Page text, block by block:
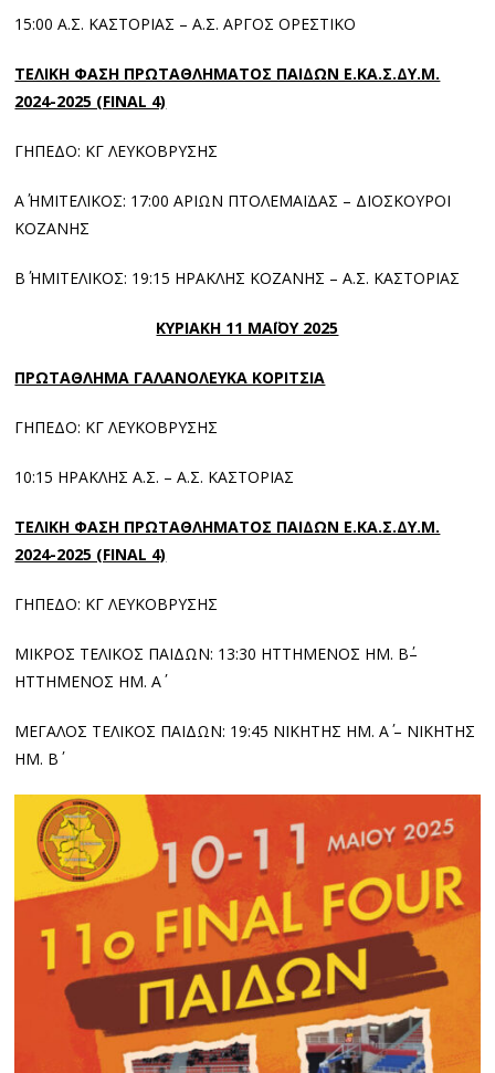
15:00 Α.Σ. ΚΑΣΤΟΡΙΑΣ – Α.Σ. ΑΡΓΟΣ ΟΡΕΣΤΙΚΟ
ΤΕΛΙΚΗ ΦΑΣΗ ΠΡΩΤΑΘΛΗΜΑΤΟΣ ΠΑΙΔΩΝ Ε.ΚΑ.Σ.ΔΥ.Μ.
2024-2025 (FINAL 4)
ΓΗΠΕΔΟ: ΚΓ ΛΕΥΚΟΒΡΥΣΗΣ
Α΄ ΗΜΙΤΕΛΙΚΟΣ: 17:00 ΑΡΙΩΝ ΠΤΟΛΕΜΑΪΔΑΣ – ΔΙΟΣΚΟΥΡΟΙ
ΚΟΖΑΝΗΣ
Β΄ ΗΜΙΤΕΛΙΚΟΣ: 19:15 ΗΡΑΚΛΗΣ ΚΟΖΑΝΗΣ – Α.Σ. ΚΑΣΤΟΡΙΑΣ
ΚΥΡΙΑΚΗ 11 ΜΑΪΟΥ 2025
ΠΡΩΤΑΘΛΗΜΑ ΓΑΛΑΝΟΛΕΥΚΑ ΚΟΡΙΤΣΙΑ
ΓΗΠΕΔΟ: ΚΓ ΛΕΥΚΟΒΡΥΣΗΣ
10:15 ΗΡΑΚΛΗΣ Α.Σ. – Α.Σ. ΚΑΣΤΟΡΙΑΣ
ΤΕΛΙΚΗ ΦΑΣΗ ΠΡΩΤΑΘΛΗΜΑΤΟΣ ΠΑΙΔΩΝ Ε.ΚΑ.Σ.ΔΥ.Μ.
2024-2025 (FINAL 4)
ΓΗΠΕΔΟ: ΚΓ ΛΕΥΚΟΒΡΥΣΗΣ
ΜΙΚΡΟΣ ΤΕΛΙΚΟΣ ΠΑΙΔΩΝ: 13:30 ΗΤΤΗΜΕΝΟΣ ΗΜ. Β΄–
ΗΤΤΗΜΕΝΟΣ ΗΜ. Α΄
ΜΕΓΑΛΟΣ ΤΕΛΙΚΟΣ ΠΑΙΔΩΝ: 19:45 ΝΙΚΗΤΗΣ ΗΜ. Α΄ – ΝΙΚΗΤΗΣ
ΗΜ. Β΄